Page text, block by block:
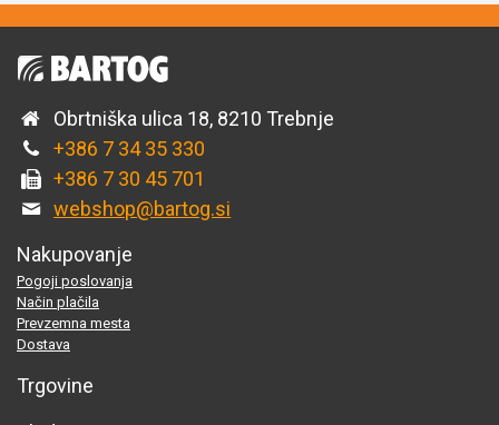
Obrtniška ulica 18, 8210 Trebnje
+386 7 34 35 330
+386 7 30 45 701
webshop@bartog.si
Nakupovanje
Pogoji poslovanja
Način plačila
Prevzemna mesta
Dostava
Trgovine